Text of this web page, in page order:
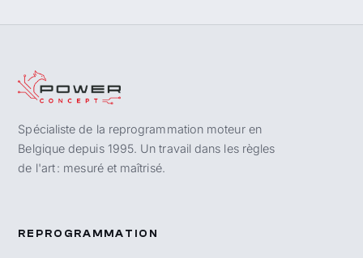
Spécialiste de la reprogrammation moteur en
Belgique depuis 1995. Un travail dans les règles
de l'art : mesuré et maîtrisé.
REPROGRAMMATION